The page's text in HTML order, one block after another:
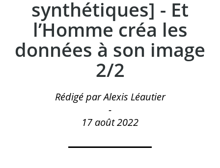
synthétiques] - Et
l’Homme créa les
données à son image
2/2
Rédigé par Alexis Léautier
-
17 août 2022